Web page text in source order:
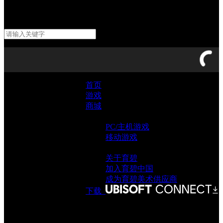
首页
游戏
商城
PC/主机游戏
移动游戏
关于育碧
加入育碧中国
成为育碧美术供应商
下载